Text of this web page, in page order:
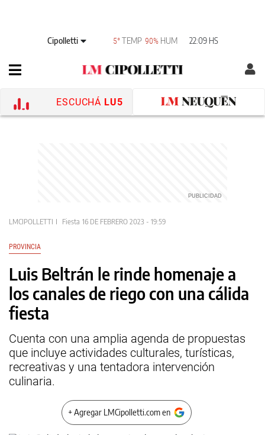
Cipolletti 5° TEMP 90% HUM 22:09 HS
ESCUCHÁ LU5
LMCIPOLLETTI Fiesta 16 DE FEBRERO 2023 - 19:59
PROVINCIA
Luis Beltrán le rinde homenaje a
los canales de riego con una cálida
fiesta
Cuenta con una amplia agenda de propuestas
que incluye actividades culturales, turísticas,
recreativas y una tentadora intervención
culinaria.
+ Agregar LMCipolletti.com en